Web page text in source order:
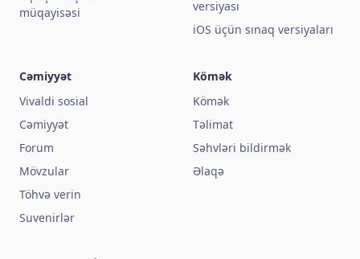
müqayisəsi
versiyası
iOS üçün sınaq versiyaları
Cəmiyyət
Vivaldi sosial
Cəmiyyət
Forum
Mövzular
Töhvə verin
Suvenirlər
Kömək
Kömək
Təlimat
Səhvləri bildirmək
Əlaqə